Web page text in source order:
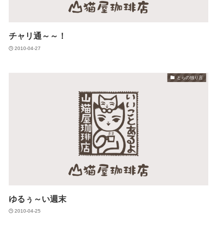
チャリ通～～！
2010-04-27
とらの独り言
ゆるぅ～い週末
2010-04-25